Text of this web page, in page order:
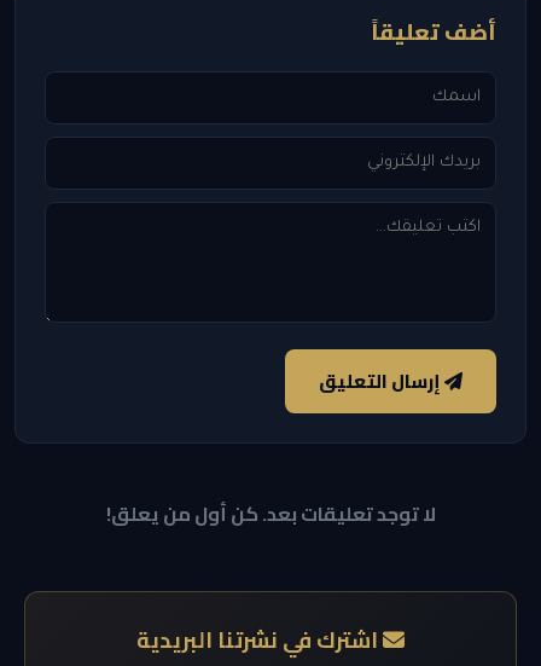
أضف تعليقاً
إرسال التعليق
لا توجد تعليقات بعد. كن أول من يعلق!
اشترك في نشرتنا البريدية